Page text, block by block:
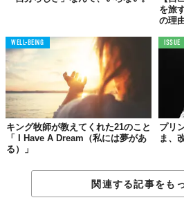
人生は解決すべき問題ではない。す
今以外のものは、存在せず、存在
を旅
の理
WELL-BEING
キング牧師が教えてくれた21のこと
「 I Have A Dream（私には夢があ
る）」
ISSUE
プリ
ま、
関連する記事をも